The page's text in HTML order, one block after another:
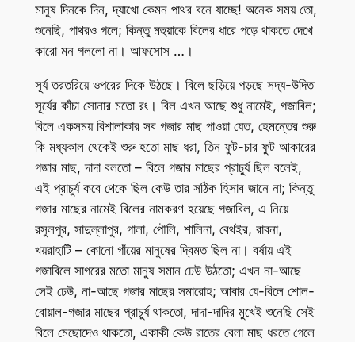
মানুষ দিনকে দিন, দ্যাখো কেমন পাথর বনে যাচ্ছে! অনেক সময় তো,
শুনেছি, পাথরও গলে; কিন্তু মহুয়াকে বিলের ধারে পড়ে থাকতে দেখে
কারো মন গললো না। আফসোস …।
সূর্য তরতরিয়ে ওপরের দিকে উঠছে। বিলে ছড়িয়ে পড়ছে সদ্য-উদিত
সূর্যের কাঁচা সোনার মতো রং। বিল এখন আছে শুধু নামেই, গজাবিল;
বিলে একসময় বিশালাকার সব গজার মাছ পাওয়া যেত, হেমন্তের শুরু
কি মধ্যকাল থেকেই শুরু হতো মাছ ধরা, তিন ফুট-চার ফুট আকারের
গজার মাছ, দাদা বলতো – বিলে গজার মাছের প্রাচুর্য ছিল বলেই,
এই প্রাচুর্য কবে থেকে ছিল কেউ তার সঠিক হিসাব জানে না; কিন্তু
গজার মাছের নামেই বিলের নামকরণ হয়েছে গজাবিল, এ নিয়ে
রসুলপুর, সাদুল্লাপুর, গালা, পৌলি, শালিনা, বেথইর, রাবনা,
খয়রাহাটি – কোনো গাঁয়ের মানুষের দ্বিমত ছিল না। বর্ষায় এই
গজাবিলে সাগরের মতো মানুষ সমান ঢেউ উঠতো; এখন না-আছে
সেই ঢেউ, না-আছে গজার মাছের সমারোহ; আবার যে-বিলে শোল-
বোয়াল-গজার মাছের প্রাচুর্য থাকতো, দাদা-দাদির মুখেই শুনেছি সেই
বিলে মেছোদেও থাকতো, একাকী কেউ রাতের বেলা মাছ ধরতে গেলে